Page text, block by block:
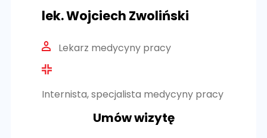
lek. Wojciech Zwoliński
Lekarz medycyny pracy
Internista, specjalista medycyny pracy
Umów wizytę